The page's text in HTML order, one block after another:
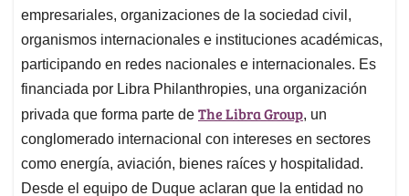
empresariales, organizaciones de la sociedad civil,
organismos internacionales e instituciones académicas,
participando en redes nacionales e internacionales. Es
financiada por Libra Philanthropies, una organización
privada que forma parte de The Libra Group, un
conglomerado internacional con intereses en sectores
como energía, aviación, bienes raíces y hospitalidad.
Desde el equipo de Duque aclaran que la entidad no